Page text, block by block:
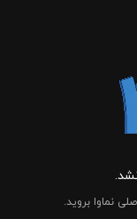
نماوا بروید.